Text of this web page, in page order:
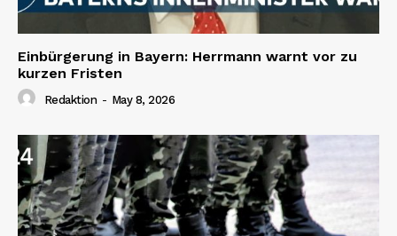
Einbürgerung in Bayern: Herrmann warnt vor zu
kurzen Fristen
Redaktion - May 8, 2026